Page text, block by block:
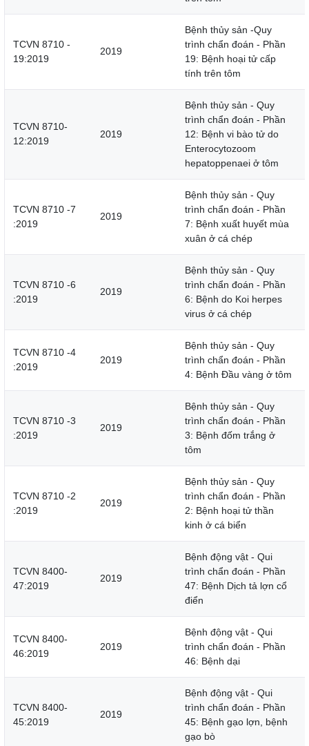
TCVN 8710 -
19:2019
2019
Bệnh thủy sản -Quy
trình chẩn đoán - Phần
19: Bệnh hoại tử cấp
tính trên tôm
TCVN 8710-
12:2019
2019
Bệnh thủy sản - Quy
trình chẩn đoán - Phần
12: Bệnh vi bào tử do
Enterocytozoom
hepatoppenaei ở tôm
TCVN 8710 -7
:2019
2019
Bệnh thủy sản - Quy
trình chẩn đoán - Phần
7: Bệnh xuất huyết mùa
xuân ở cá chép
TCVN 8710 -6
:2019
2019
Bệnh thủy sản - Quy
trình chẩn đoán - Phần
6: Bệnh do Koi herpes
virus ở cá chép
TCVN 8710 -4
:2019
2019
Bệnh thủy sản - Quy
trình chẩn đoán - Phần
4: Bệnh Đầu vàng ở tôm
TCVN 8710 -3
:2019
2019
Bệnh thủy sản - Quy
trình chẩn đoán - Phần
3: Bệnh đốm trắng ở
tôm
TCVN 8710 -2
:2019
2019
Bệnh thủy sản - Quy
trình chẩn đoán - Phần
2: Bệnh hoại tử thần
kinh ở cá biển
TCVN 8400-
47:2019
2019
Bệnh động vật - Qui
trình chẩn đoán - Phần
47: Bệnh Dịch tả lợn cổ
điển
TCVN 8400-
46:2019
2019
Bệnh động vật - Qui
trình chẩn đoán - Phần
46: Bệnh dại
TCVN 8400-
45:2019
2019
Bệnh động vật - Qui
trình chẩn đoán - Phần
45: Bệnh gạo lợn, bệnh
gạo bò